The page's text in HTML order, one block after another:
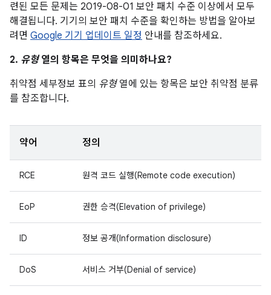
련된 모든 문제는 2019-08-01 보안 패치 수준 이상에서 모두
해결됩니다. 기기의 보안 패치 수준을 확인하는 방법을 알아보
려면 Google 기기 업데이트 일정 안내를 참조하세요.
2. 유형열의 항목은 무엇을 의미하나요?
취약점 세부정보 표의 유형열에 있는 항목은 보안 취약점 분류
를 참조합니다.
약어 정의
RCE 원격 코드 실행(Remote code execution)
EoP 권한 승격(Elevation of privilege)
ID 정보 공개(Information disclosure)
DoS 서비스 거부(Denial of service)